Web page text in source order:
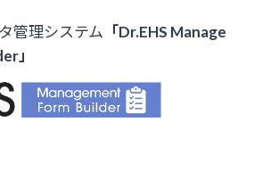
管理システム 「Dr.EHS Manage
」